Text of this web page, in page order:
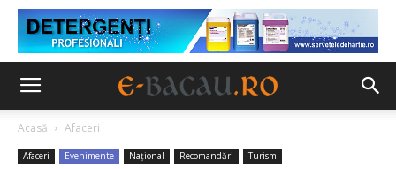
Acasă Afaceri
Afaceri Evenimente Național Recomandări Turism